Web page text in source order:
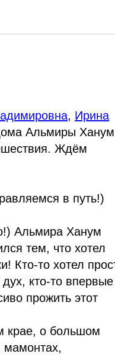
, Ирина
Альмиры
Ждём
в путь!)
Альмира Ханум
тем, что хотел
Кто-то хотел
кто-то впервые
прожить этот
крае, о большом
мамонтах,